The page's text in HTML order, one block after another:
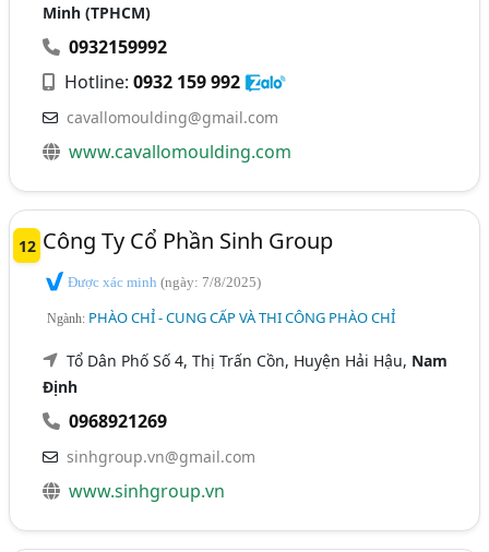
Minh (TPHCM)
0932159992
Hotline:0932 159 992
cavallomoulding@gmail.com
www.cavallomoulding.com
12 Công Ty Cổ Phần Sinh Group
Được xác minh(ngày: 7/8/2025)
Ngành: PHÀO CHỈ - CUNG CẤP VÀ THI CÔNG PHÀO CHỈ
Tổ Dân Phố Số 4, Thị Trấn Cồn, Huyện Hải Hậu, Nam
Định
0968921269
sinhgroup.vn@gmail.com
www.sinhgroup.vn